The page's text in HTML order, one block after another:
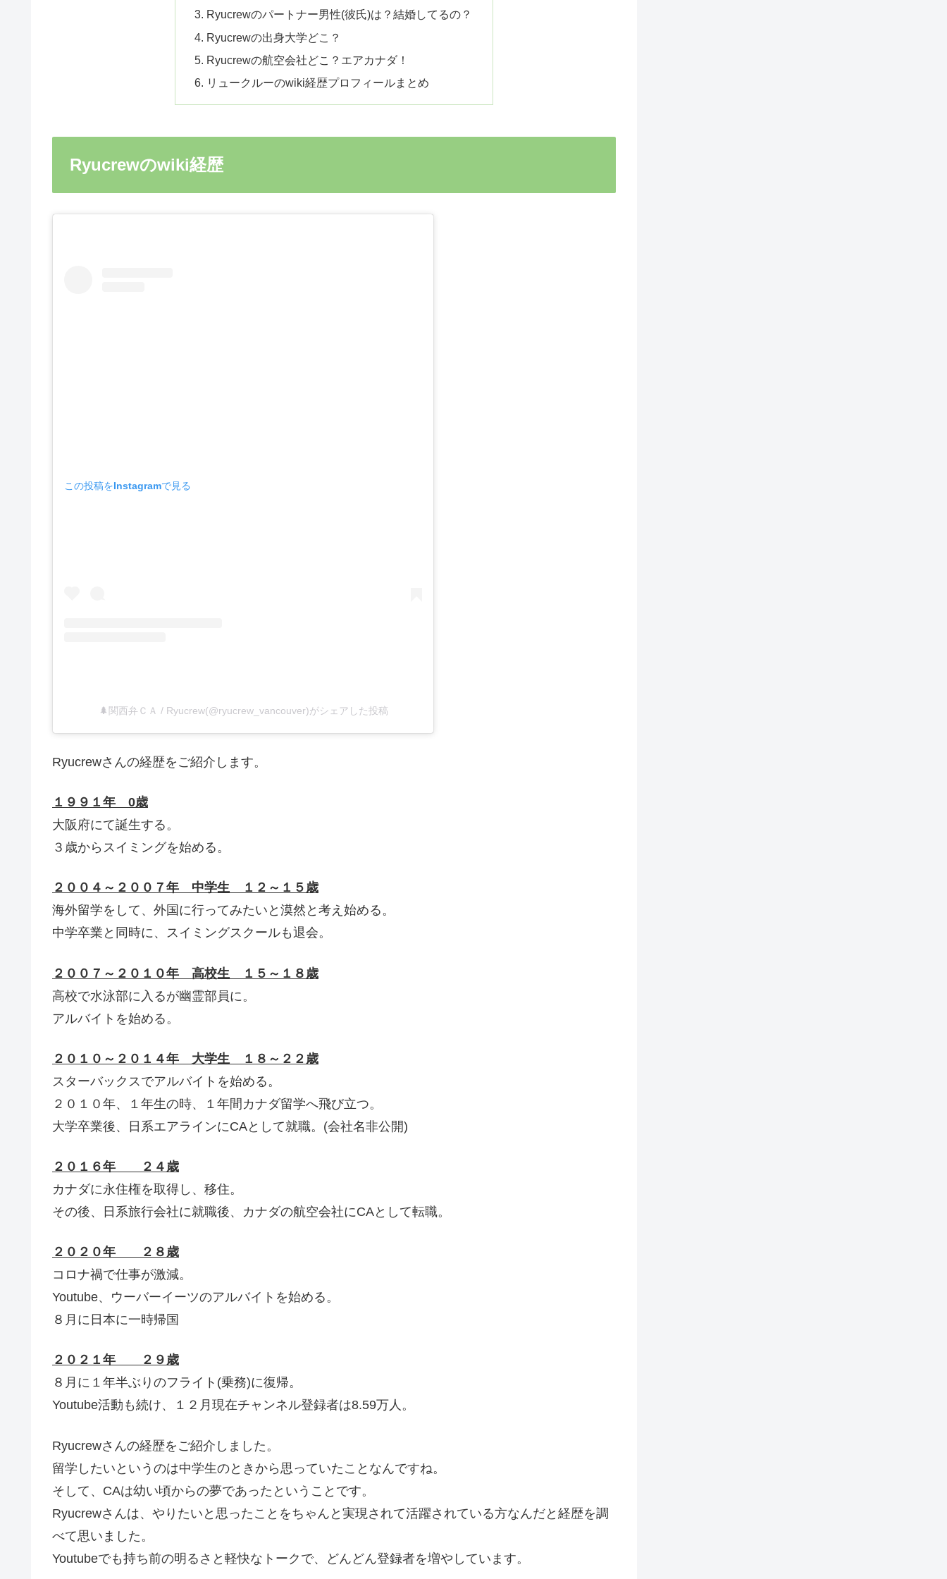
Ryucrewのパートナー男性(彼氏)は？結婚してるの？
Ryucrewの出身大学どこ？
Ryucrewの航空会社どこ？エアカナダ！
リュークルーのwiki経歴プロフィールまとめ
Ryucrewのwiki経歴
この投稿をInstagramで見る
🌲関西弁ＣＡ / Ryucrew(@ryucrew_vancouver)がシェアした投稿
Ryucrewさんの経歴をご紹介します。
１９９１年 0歳
大阪府にて誕生する。
３歳からスイミングを始める。
２００４～２００７年 中学生 １２～１５歳
海外留学をして、外国に行ってみたいと漠然と考え始める。
中学卒業と同時に、スイミングスクールも退会。
２００７～２０１０年 高校生 １５～１８歳
高校で水泳部に入るが幽霊部員に。
アルバイトを始める。
２０１０～２０１４年 大学生 １８～２２歳
スターバックスでアルバイトを始める。
２０１０年、１年生の時、１年間カナダ留学へ飛び立つ。
大学卒業後、日系エアラインにCAとして就職。(会社名非公開)
２０１６年 ２４歳
カナダに永住権を取得し、移住。
その後、日系旅行会社に就職後、カナダの航空会社にCAとして転職。
２０２０年 ２８歳
コロナ禍で仕事が激減。
Youtube、ウーバーイーツのアルバイトを始める。
８月に日本に一時帰国
２０２１年 ２９歳
８月に１年半ぶりのフライト(乗務)に復帰。
Youtube活動も続け、１２月現在チャンネル登録者は8.59万人。
Ryucrewさんの経歴をご紹介しました。
留学したいというのは中学生のときから思っていたことなんですね。
そして、CAは幼い頃からの夢であったということです。
Ryucrewさんは、やりたいと思ったことをちゃんと実現されて活躍されている方なんだと経歴を調
べて思いました。
Youtubeでも持ち前の明るさと軽快なトークで、どんどん登録者を増やしています。